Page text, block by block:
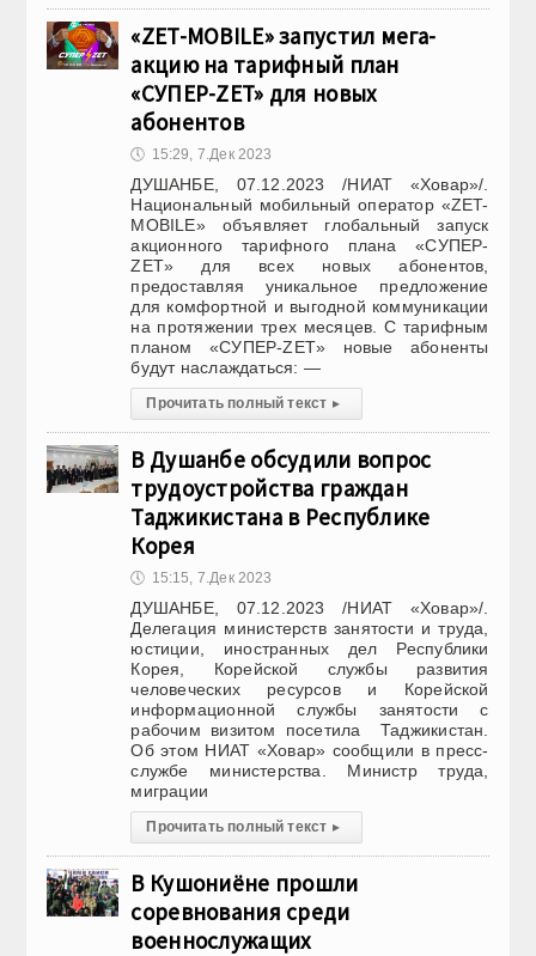
«ZET-MOBILE» запустил мега-
акцию на тарифный план
«СУПЕР-ZET» для новых
абонентов
🕔 15:29, 7.Дек 2023
ДУШАНБЕ, 07.12.2023 /НИАТ «Ховар»/.
Национальный мобильный оператор «ZET-
MOBILE» объявляет глобальный запуск
акционного тарифного плана «СУПЕР-
ZET» для всех новых абонентов,
предоставляя уникальное предложение
для комфортной и выгодной коммуникации
на протяжении трех месяцев. С тарифным
планом «СУПЕР-ZET» новые абоненты
будут наслаждаться: —
Прочитать полный текст ▸
В Душанбе обсудили вопрос
трудоустройства граждан
Таджикистана в Республике
Корея
🕔 15:15, 7.Дек 2023
ДУШАНБЕ, 07.12.2023 /НИАТ «Ховар»/.
Делегация министерств занятости и труда,
юстиции, иностранных дел Республики
Корея, Корейской службы развития
человеческих ресурсов и Корейской
информационной службы занятости с
рабочим визитом посетила Таджикистан.
Об этом НИАТ «Ховар» сообщили в пресс-
службе министерства. Министр труда,
миграции
Прочитать полный текст ▸
В Кушониёне прошли
соревнования среди
военнослужащих